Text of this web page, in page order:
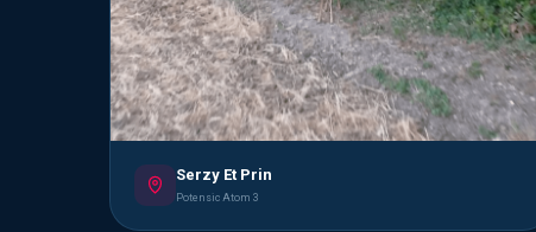
Serzy Et Prin
Potensic Atom 3